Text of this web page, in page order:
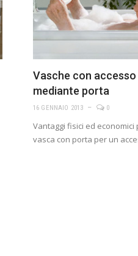
Vasche con
mediante porta
16 GENNAIO 2013 0
Vantaggi fisici ed economici
vasca con porta per un